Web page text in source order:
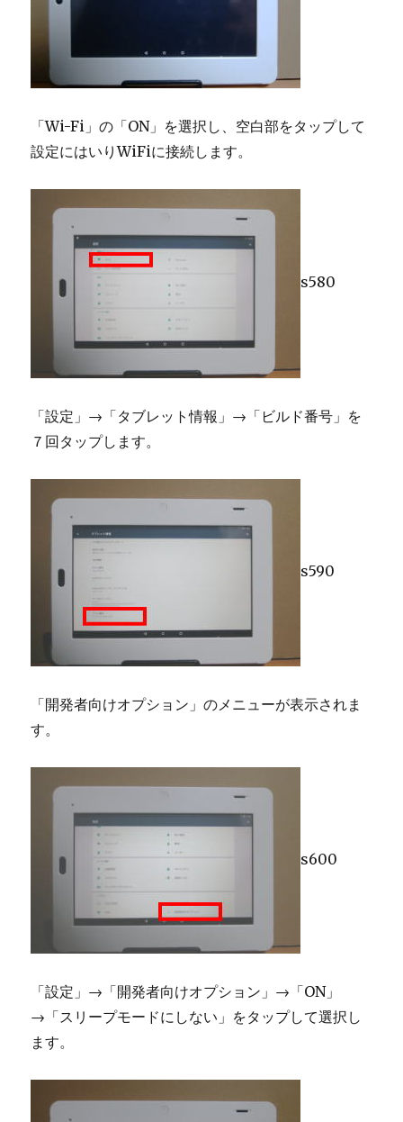
「Wi-Fi」の「ON」を選択し、空白部をタップして
設定にはいりWiFiに接続します。
s580
「設定」→「タブレット情報」→「ビルド番号」を
７回タップします。
s590
「開発者向けオプション」のメニューが表示されま
す。
s600
「設定」→「開発者向けオプション」→「ON」
→「スリープモードにしない」をタップして選択し
ます。